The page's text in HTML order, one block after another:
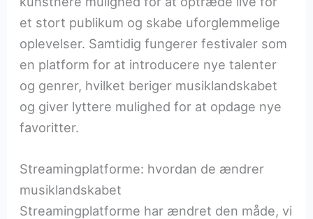
et stort publikum og skabe uforglemmelige
oplevelser. Samtidig fungerer festivaler som
en platform for at introducere nye talenter
og genrer, hvilket beriger musiklandskabet
og giver lyttere mulighed for at opdage nye
favoritter.
Streamingplatforme: hvordan de ændrer
musiklandskabet
Streamingplatforme har ændret den måde, vi